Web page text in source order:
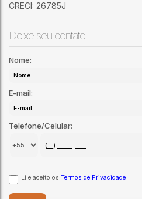
CRECI: 26785J
Deixe seu contato
Nome:
E-mail:
Telefone/Celular:
Li e aceito os Termos de Privacidade